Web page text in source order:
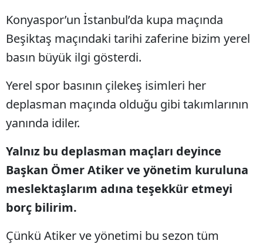
Konyaspor’un İstanbul’da kupa maçında
Beşiktaş maçındaki tarihi zaferine bizim yerel
basın büyük ilgi gösterdi.
Yerel spor basının çilekeş isimleri her
deplasman maçında olduğu gibi takımlarının
yanında idiler.
Yalnız bu deplasman maçları deyince
Başkan Ömer Atiker ve yönetim kuruluna
meslektaşlarım adına teşekkür etmeyi
borç bilirim.
Çünkü Atiker ve yönetimi bu sezon tüm